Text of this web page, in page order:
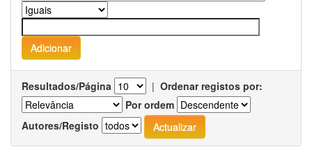
Resultados/Página | Ordenar registos por:
Por ordem
Autores/Registo